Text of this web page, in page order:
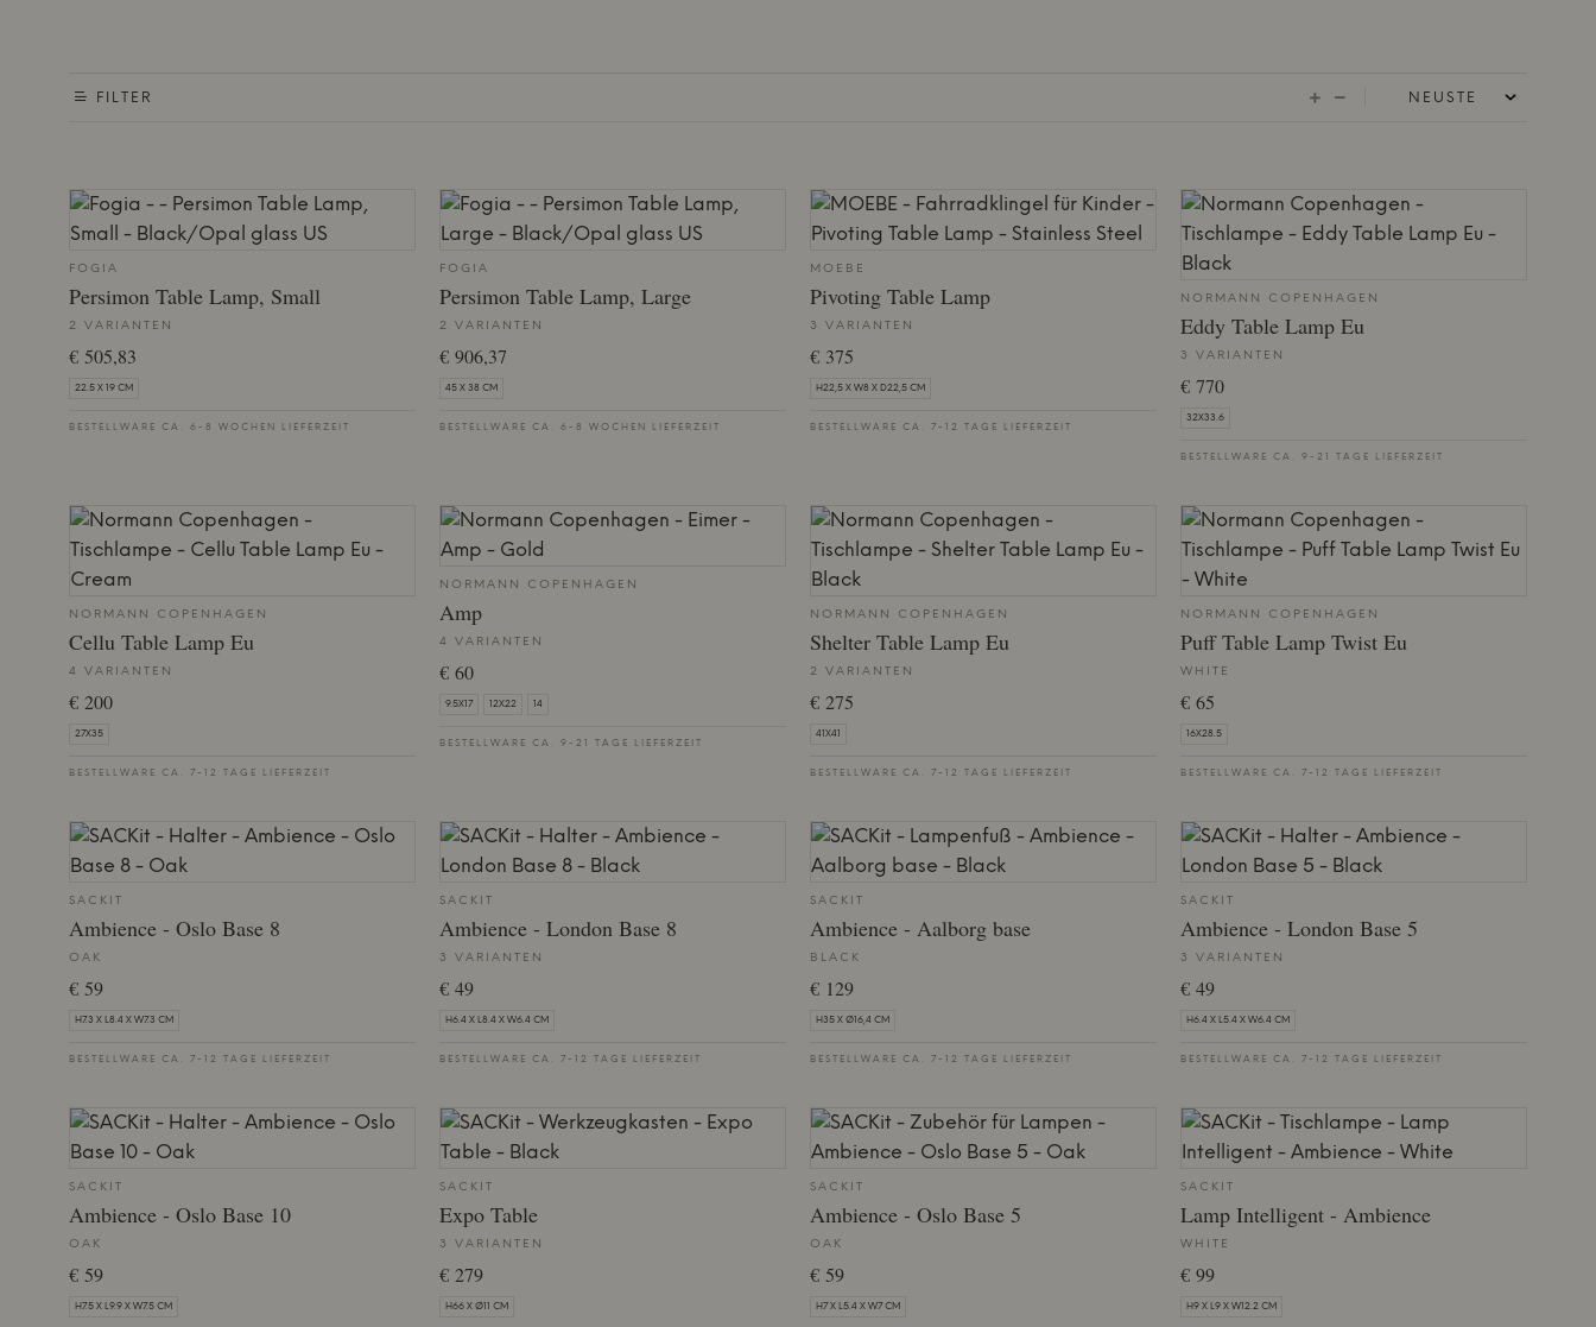
FILTER
FOGIA
Persimon Table Lamp, Small
2 VARIANTEN
€ 505,83
22.5 X 19 CM
BESTELLWARE CA. 6-8 WOCHEN LIEFERZEIT
FOGIA
Persimon Table Lamp, Large
2 VARIANTEN
€ 906,37
45 X 38 CM
BESTELLWARE CA. 6-8 WOCHEN LIEFERZEIT
MOEBE
Pivoting Table Lamp
3 VARIANTEN
€ 375
H22,5 X W8 X D22,5 CM
BESTELLWARE CA. 7-12 TAGE LIEFERZEIT
NORMANN COPENHAGEN
Eddy Table Lamp Eu
3 VARIANTEN
€ 770
32X33.6
BESTELLWARE CA. 9-21 TAGE LIEFERZEIT
NORMANN COPENHAGEN
Cellu Table Lamp Eu
4 VARIANTEN
€ 200
27X35
BESTELLWARE CA. 7-12 TAGE LIEFERZEIT
NORMANN COPENHAGEN
Amp
4 VARIANTEN
€ 60
9.5X17 12X22 14
BESTELLWARE CA. 9-21 TAGE LIEFERZEIT
NORMANN COPENHAGEN
Shelter Table Lamp Eu
2 VARIANTEN
€ 275
41X41
BESTELLWARE CA. 7-12 TAGE LIEFERZEIT
NORMANN COPENHAGEN
Puff Table Lamp Twist Eu
WHITE
€ 65
16X28.5
BESTELLWARE CA. 7-12 TAGE LIEFERZEIT
SACKIT
Ambience - Oslo Base 8
OAK
€ 59
H7.3 X L8.4 X W7.3 CM
BESTELLWARE CA. 7-12 TAGE LIEFERZEIT
SACKIT
Ambience - London Base 8
3 VARIANTEN
€ 49
H6.4 X L8.4 X W6.4 CM
BESTELLWARE CA. 7-12 TAGE LIEFERZEIT
SACKIT
Ambience - Aalborg base
BLACK
€ 129
H35 X Ø16,4 CM
BESTELLWARE CA. 7-12 TAGE LIEFERZEIT
SACKIT
Ambience - London Base 5
3 VARIANTEN
€ 49
H6.4 X L5.4 X W6.4 CM
BESTELLWARE CA. 7-12 TAGE LIEFERZEIT
SACKIT
Ambience - Oslo Base 10
OAK
€ 59
H7.5 X L9.9 X W7.5 CM
SACKIT
Expo Table
3 VARIANTEN
€ 279
H66 X Ø11 CM
SACKIT
Ambience - Oslo Base 5
OAK
€ 59
H7 X L5.4 X W7 CM
SACKIT
Lamp Intelligent - Ambience
WHITE
€ 99
H9 X L9 X W12.2 CM